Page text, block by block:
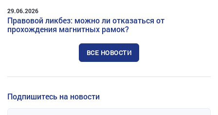
29.06.2026
Правовой ликбез: можно ли отказаться от
прохождения магнитных рамок?
ВСЕ НОВОСТИ
Подпишитесь на новости